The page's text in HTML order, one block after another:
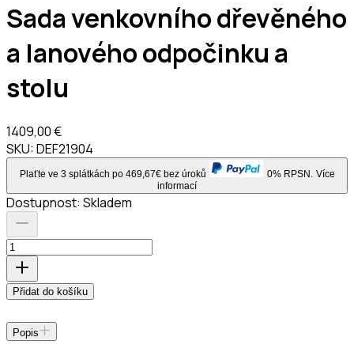
Sada venkovního dřevěného
a lanového odpočinku a
stolu
1409,00 €
SKU:DEF21904
Plaťte ve 3 splátkách po 469,67€ bez úroků 0% RPSN. Více
informací
Dostupnost: Skladem
Přidat do košíku
Popis